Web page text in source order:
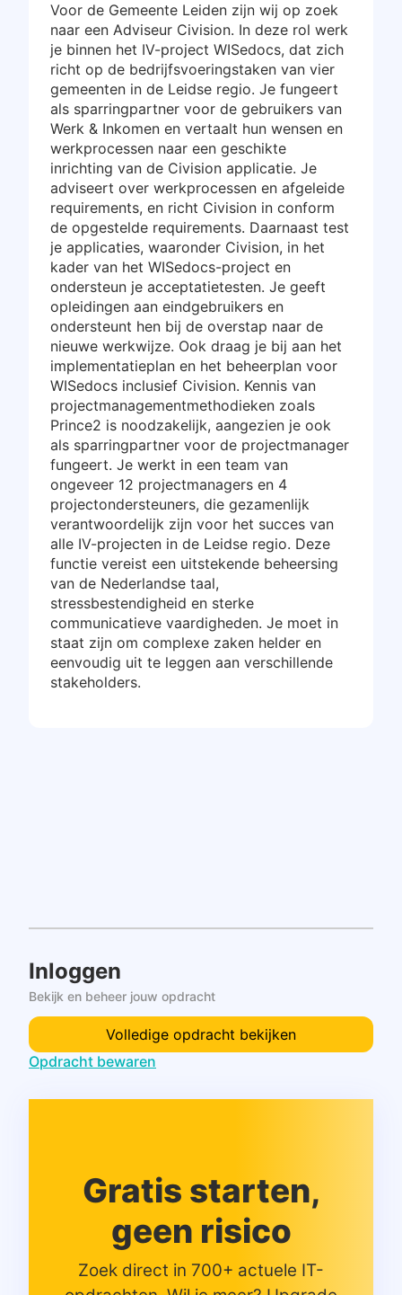
Voor de Gemeente Leiden zijn wij op zoek
naar een Adviseur Civision. In deze rol werk
je binnen het IV-project WISedocs, dat zich
richt op de bedrijfsvoeringstaken van vier
gemeenten in de Leidse regio. Je fungeert
als sparringpartner voor de gebruikers van
Werk & Inkomen en vertaalt hun wensen en
werkprocessen naar een geschikte
inrichting van de Civision applicatie. Je
adviseert over werkprocessen en afgeleide
requirements, en richt Civision in conform
de opgestelde requirements. Daarnaast test
je applicaties, waaronder Civision, in het
kader van het WISedocs-project en
ondersteun je acceptatietesten. Je geeft
opleidingen aan eindgebruikers en
ondersteunt hen bij de overstap naar de
nieuwe werkwijze. Ook draag je bij aan het
implementatieplan en het beheerplan voor
WISedocs inclusief Civision. Kennis van
projectmanagementmethodieken zoals
Prince2 is noodzakelijk, aangezien je ook
als sparringpartner voor de projectmanager
fungeert. Je werkt in een team van
ongeveer 12 projectmanagers en 4
projectondersteuners, die gezamenlijk
verantwoordelijk zijn voor het succes van
alle IV-projecten in de Leidse regio. Deze
functie vereist een uitstekende beheersing
van de Nederlandse taal,
stressbestendigheid en sterke
communicatieve vaardigheden. Je moet in
staat zijn om complexe zaken helder en
eenvoudig uit te leggen aan verschillende
stakeholders.
Inloggen
Bekijk en beheer jouw opdracht
Volledige opdracht bekijken
Opdracht bewaren
Gratis starten,
geen risico
Zoek direct in 700+ actuele IT-